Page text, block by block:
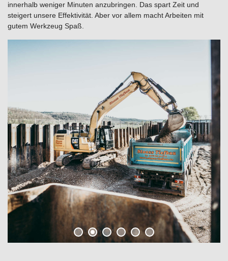
innerhalb weniger Minuten anzubringen. Das spart Zeit und
steigert unsere Effektivität. Aber vor allem macht Arbeiten mit
gutem Werkzeug Spaß.